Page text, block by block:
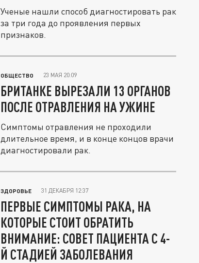
Ученые нашли способ диагностировать рак
за три года до проявления первых
признаков.
ОБЩЕСТВО 23 МАЯ 20:09
БРИТАНКЕ ВЫРЕЗАЛИ 13 ОРГАНОВ
ПОСЛЕ ОТРАВЛЕНИЯ НА УЖИНЕ
Симптомы отравления не проходили
длительное время, и в конце концов врачи
диагностировали рак.
ЗДОРОВЬЕ 31 ДЕКАБРЯ 12:37
ПЕРВЫЕ СИМПТОМЫ РАКА, НА
КОТОРЫЕ СТОИТ ОБРАТИТЬ
ВНИМАНИЕ: СОВЕТ ПАЦИЕНТА С 4-
Й СТАДИЕЙ ЗАБОЛЕВАНИЯ